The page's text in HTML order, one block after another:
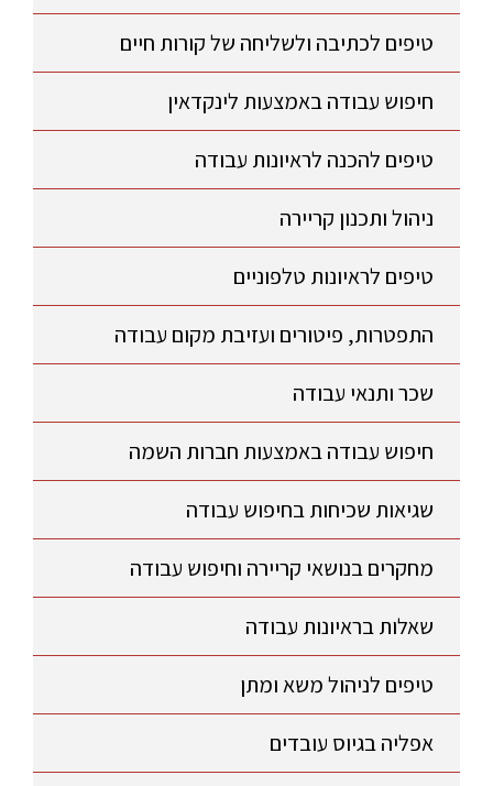
טיפים לכתיבה ולשליחה של קורות חיים
חיפוש עבודה באמצעות לינקדאין
טיפים להכנה לראיונות עבודה
ניהול ותכנון קריירה
טיפים לראיונות טלפוניים
התפטרות, פיטורים ועזיבת מקום עבודה
שכר ותנאי עבודה
חיפוש עבודה באמצעות חברות השמה
שגיאות שכיחות בחיפוש עבודה
מחקרים בנושאי קריירה וחיפוש עבודה
שאלות בראיונות עבודה
טיפים לניהול משא ומתן
אפליה בגיוס עובדים